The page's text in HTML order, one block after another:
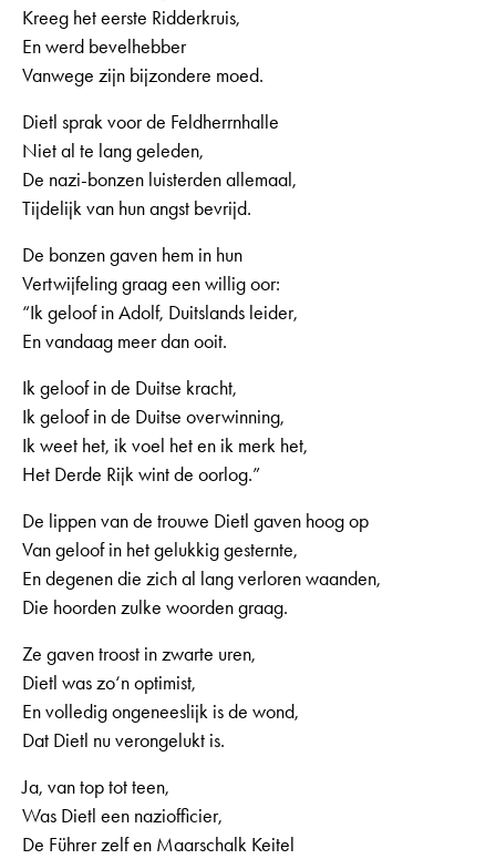
Kreeg het eerste Ridderkruis,
En werd bevelhebber
Vanwege zijn bijzondere moed.
Dietl sprak voor de Feldherrnhalle
Niet al te lang geleden,
De nazi-bonzen luisterden allemaal,
Tijdelijk van hun angst bevrijd.
De bonzen gaven hem in hun
Vertwijfeling graag een willig oor:
“Ik geloof in Adolf, Duitslands leider,
En vandaag meer dan ooit.
Ik geloof in de Duitse kracht,
Ik geloof in de Duitse overwinning,
Ik weet het, ik voel het en ik merk het,
Het Derde Rijk wint de oorlog.”
De lippen van de trouwe Dietl gaven hoog op
Van geloof in het gelukkig gesternte,
En degenen die zich al lang verloren waanden,
Die hoorden zulke woorden graag.
Ze gaven troost in zwarte uren,
Dietl was zo‘n optimist,
En volledig ongeneeslijk is de wond,
Dat Dietl nu verongelukt is.
Ja, van top tot teen,
Was Dietl een naziofficier,
De Führer zelf en Maarschalk Keitel